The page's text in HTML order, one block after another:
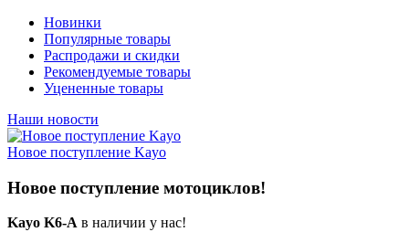
Новинки
Популярные товары
Распродажи и скидки
Рекомендуемые товары
Уцененные товары
Наши новости
Новое поступление Kayo
Новое поступление мотоциклов!
Kayo K6-A в наличии у нас!